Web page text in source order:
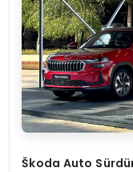
Škoda Auto